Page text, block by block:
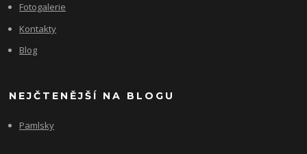
Fotogalerie
Kontakty
Blog
NEJČTENĚJŠÍ NA BLOGU
Pamlsky